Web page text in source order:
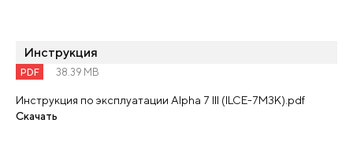
Инструкция
PDF 38.39 MB
Инструкция по эксплуатации Alpha 7 III (ILCE-7M3K).pdf
Скачать